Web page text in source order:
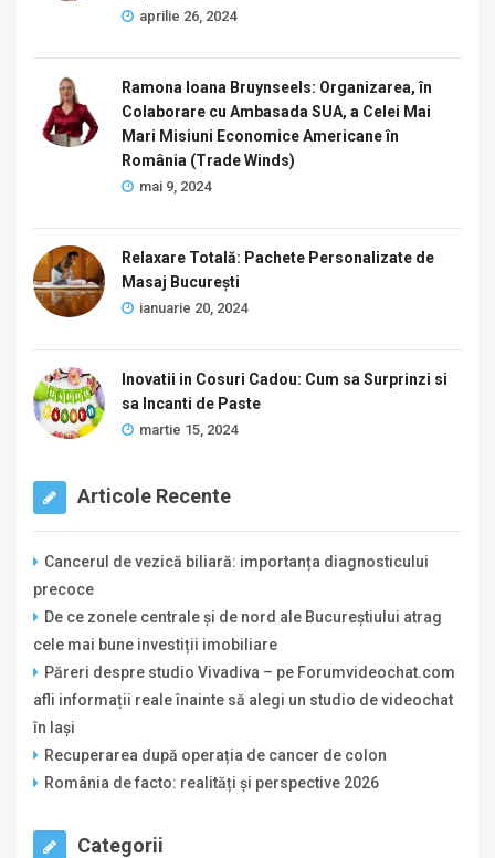
aprilie 26, 2024
Ramona Ioana Bruynseels: Organizarea, în
Colaborare cu Ambasada SUA, a Celei Mai
Mari Misiuni Economice Americane în
România (Trade Winds)
mai 9, 2024
Relaxare Totală: Pachete Personalizate de
Masaj București
ianuarie 20, 2024
Inovatii in Cosuri Cadou: Cum sa Surprinzi si
sa Incanti de Paste
martie 15, 2024
Articole Recente
Cancerul de vezică biliară: importanța diagnosticului
precoce
De ce zonele centrale și de nord ale Bucureștiului atrag
cele mai bune investiții imobiliare
Păreri despre studio Vivadiva – pe Forumvideochat.com
afli informații reale înainte să alegi un studio de videochat
în Iași
Recuperarea după operația de cancer de colon
România de facto: realități și perspective 2026
Categorii